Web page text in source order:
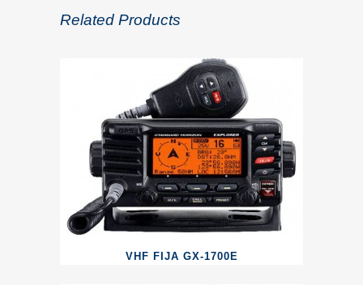
Related Products
VHF FIJA GX-1700E